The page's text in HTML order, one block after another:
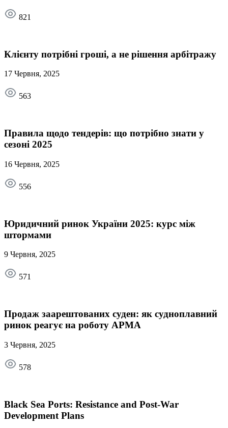
821
Клієнту потрібні гроші, а не рішення арбітражу
17 Червня, 2025
563
Правила щодо тендерів: що потрібно знати у
сезоні 2025
16 Червня, 2025
556
Юридичний ринок України 2025: курс між
штормами
9 Червня, 2025
571
Продаж заарештованих суден: як судноплавний
ринок реагує на роботу АРМА
3 Червня, 2025
578
Black Sea Ports: Resistance and Post-War
Development Plans